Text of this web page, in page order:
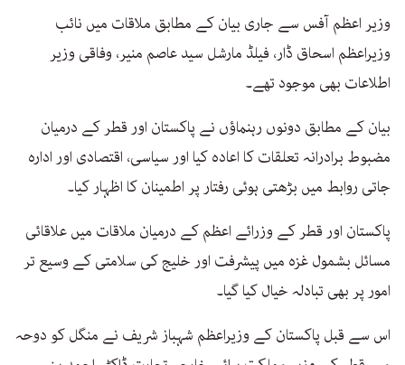
وزیر اعظم آفس سے جاری بیان کے مطابق ملاقات میں نائب
وزیراعظم اسحاق ڈار، فیلڈ مارشل سید عاصم منیر، وفاقی وزیر
اطلاعات بھی موجود تھے۔
بیان کے مطابق دونوں رہنماؤں نے پاکستان اور قطر کے درمیان
مضبوط برادرانہ تعلقات کا اعادہ کیا اور سیاسی، اقتصادی اور ادارہ
جاتی روابط میں بڑھتی ہوئی رفتار پر اطمینان کا اظہار کیا۔
پاکستان اور قطر کے وزرائے اعظم کے درمیان ملاقات میں علاقائی
مسائل بشمول غزہ میں پیشرفت اور خلیج کی سلامتی کے وسیع تر
امور پر بھی تبادلہ خیال کیا گیا۔
اس سے قبل پاکستان کے وزیراعظم شہباز شریف نے منگل کو دوحہ